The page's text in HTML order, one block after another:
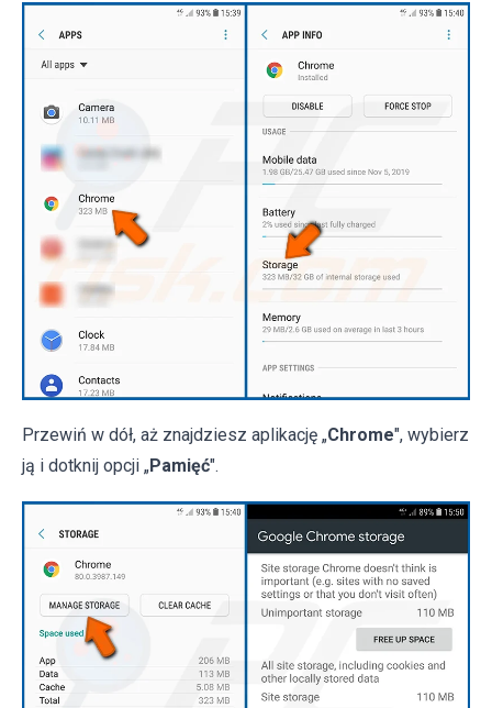
Przewiń w dół, aż znajdziesz aplikację „Chrome", wybierz
ją i dotknij opcji „Pamięć".